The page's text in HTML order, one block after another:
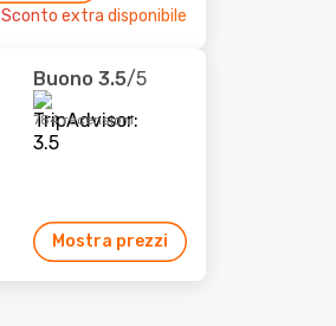
Sconto extra disponibile
Buono 3.5/5
784 recensioni
Mostra prezzi